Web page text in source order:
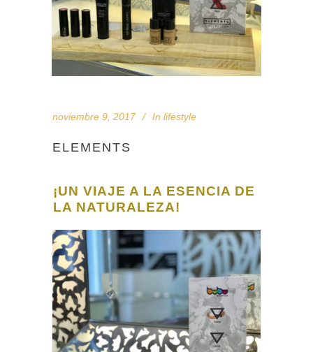
noviembre 9, 2017 In lifestyle
ELEMENTS
¡UN VIAJE A LA ESENCIA DE
LA NATURALEZA!